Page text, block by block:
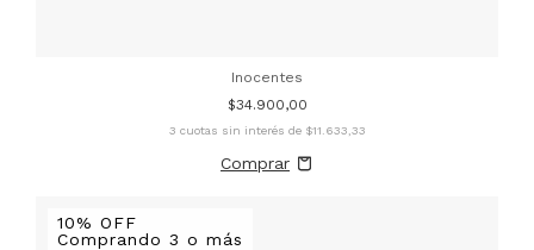
Inocentes
$34.900,00
3 cuotas sin interés de $11.633,33
10% OFF
Comprando 3 o más